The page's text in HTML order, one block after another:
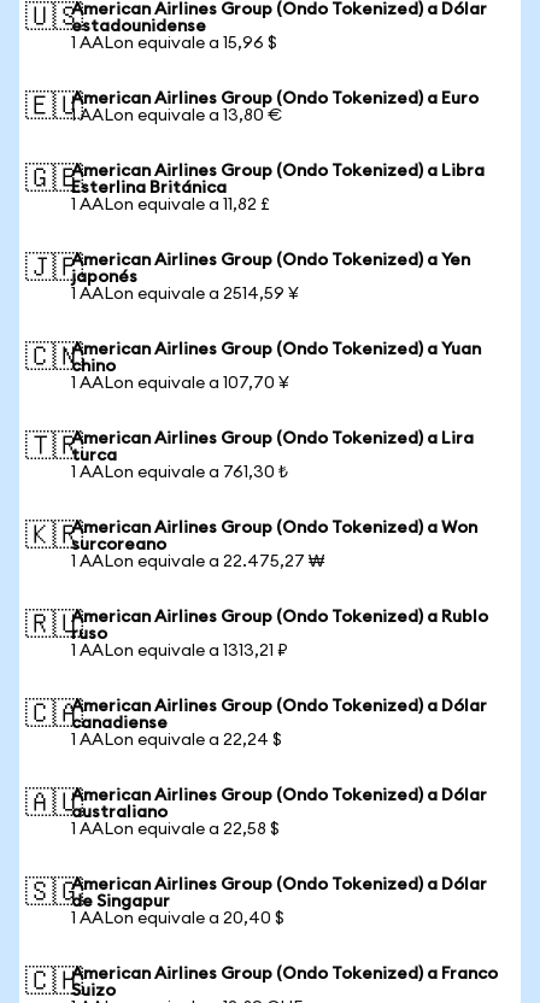
🇺🇸American Airlines Group (Ondo Tokenized) a Dólar
estadounidense
1 AALon equivale a 15,96 $
🇪🇺American Airlines Group (Ondo Tokenized) a Euro
1 AALon equivale a 13,80 €
🇬🇧American Airlines Group (Ondo Tokenized) a Libra
Esterlina Británica
1 AALon equivale a 11,82 £
🇯🇵American Airlines Group (Ondo Tokenized) a Yen
japonés
1 AALon equivale a 2514,59 ¥
🇨🇳American Airlines Group (Ondo Tokenized) a Yuan
chino
1 AALon equivale a 107,70 ¥
🇹🇷American Airlines Group (Ondo Tokenized) a Lira
turca
1 AALon equivale a 761,30 ₺
🇰🇷American Airlines Group (Ondo Tokenized) a Won
surcoreano
1 AALon equivale a 22.475,27 ₩
🇷🇺American Airlines Group (Ondo Tokenized) a Rublo
ruso
1 AALon equivale a 1313,21 ₽
🇨🇦American Airlines Group (Ondo Tokenized) a Dólar
canadiense
1 AALon equivale a 22,24 $
🇦🇺American Airlines Group (Ondo Tokenized) a Dólar
australiano
1 AALon equivale a 22,58 $
🇸🇬American Airlines Group (Ondo Tokenized) a Dólar
de Singapur
1 AALon equivale a 20,40 $
🇨🇭American Airlines Group (Ondo Tokenized) a Franco
Suizo